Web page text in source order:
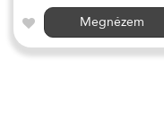
Megnézem